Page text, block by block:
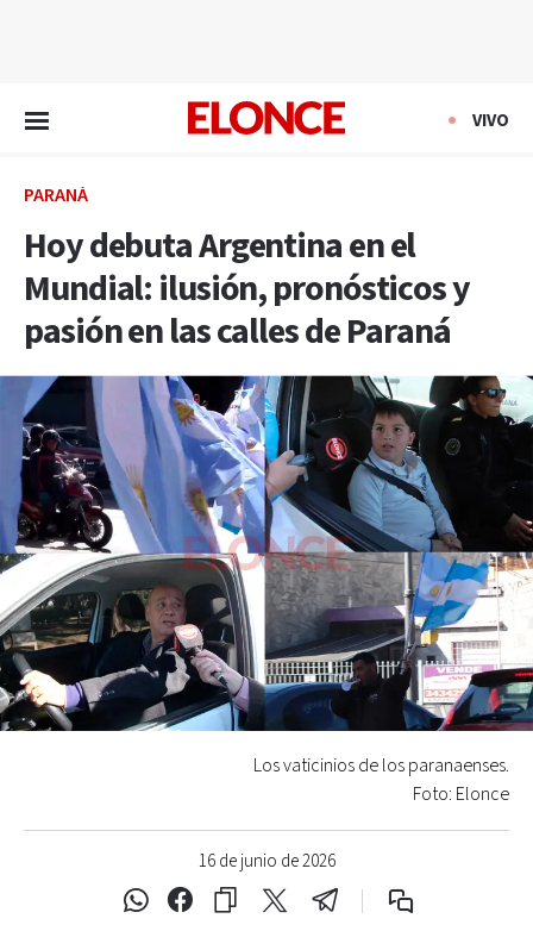
VIVO
PARANÁ
Hoy debuta Argentina en el
Mundial: ilusión, pronósticos y
pasión en las calles de Paraná
16 de junio de 2026
Los vaticinios de los paranaenses.
Foto: Elonce